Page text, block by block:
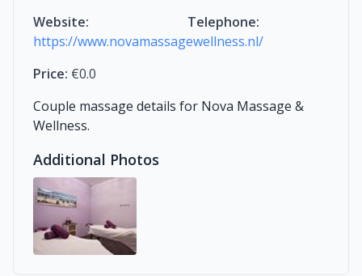
Website:
https://www.novamassagewellness.nl/
Telephone:
Price: €0.0
Couple massage details for Nova Massage &
Wellness.
Additional Photos